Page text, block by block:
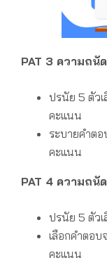
PAT 3 ความถนั
ปรนัย 5 ตัวเ
คะแนน
ระบายคำตอ
คะแนน
PAT 4 ความถนั
ปรนัย 5 ตัวเ
เลือกคำตอ
คะแนน